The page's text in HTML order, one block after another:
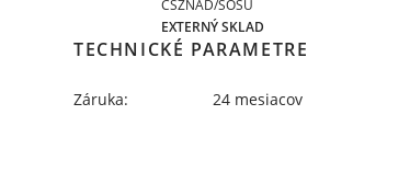
CSZNAD/SOSU
EXTERNÝ SKLAD
TECHNICKÉ PARAMETRE
Záruka: 24 mesiacov